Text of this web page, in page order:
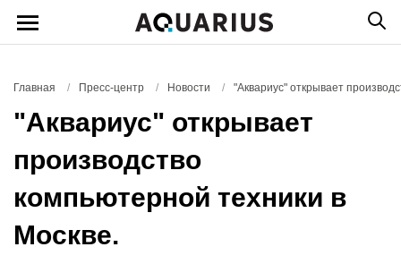
Главная / Пресс-центр / Новости / "Аквариус" открывает
"Аквариус" открывает
производство
компьютерной техники в
Москве.